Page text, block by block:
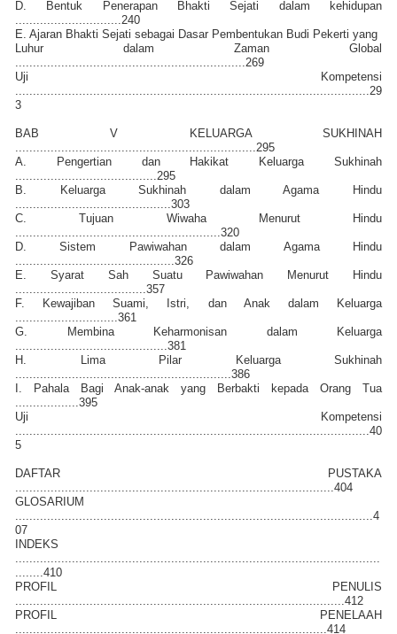
D. Bentuk Penerapan Bhakti Sejati dalam kehidupan
..............................240
E. Ajaran Bhakti Sejati sebagai Dasar Pembentukan Budi Pekerti yang
Luhur dalam Zaman Global
.................................................................269
Uji Kompetensi
....................................................................................................29
3
BAB V KELUARGA SUKHINAH
....................................................................295
A. Pengertian dan Hakikat Keluarga Sukhinah
........................................295
B. Keluarga Sukhinah dalam Agama Hindu
............................................303
C. Tujuan Wiwaha Menurut Hindu
..........................................................320
D. Sistem Pawiwahan dalam Agama Hindu
.............................................326
E. Syarat Sah Suatu Pawiwahan Menurut Hindu
.....................................357
F. Kewajiban Suami, Istri, dan Anak dalam Keluarga
.............................361
G. Membina Keharmonisan dalam Keluarga
...........................................381
H. Lima Pilar Keluarga Sukhinah
.............................................................386
I. Pahala Bagi Anak-anak yang Berbakti kepada Orang Tua
..................395
Uji Kompetensi
....................................................................................................40
5
DAFTAR PUSTAKA
..........................................................................................404
GLOSARIUM
.....................................................................................................4
07
INDEKS
........410
PROFIL PENULIS
.............................................................................................412
PROFIL PENELAAH
........................................................................................414